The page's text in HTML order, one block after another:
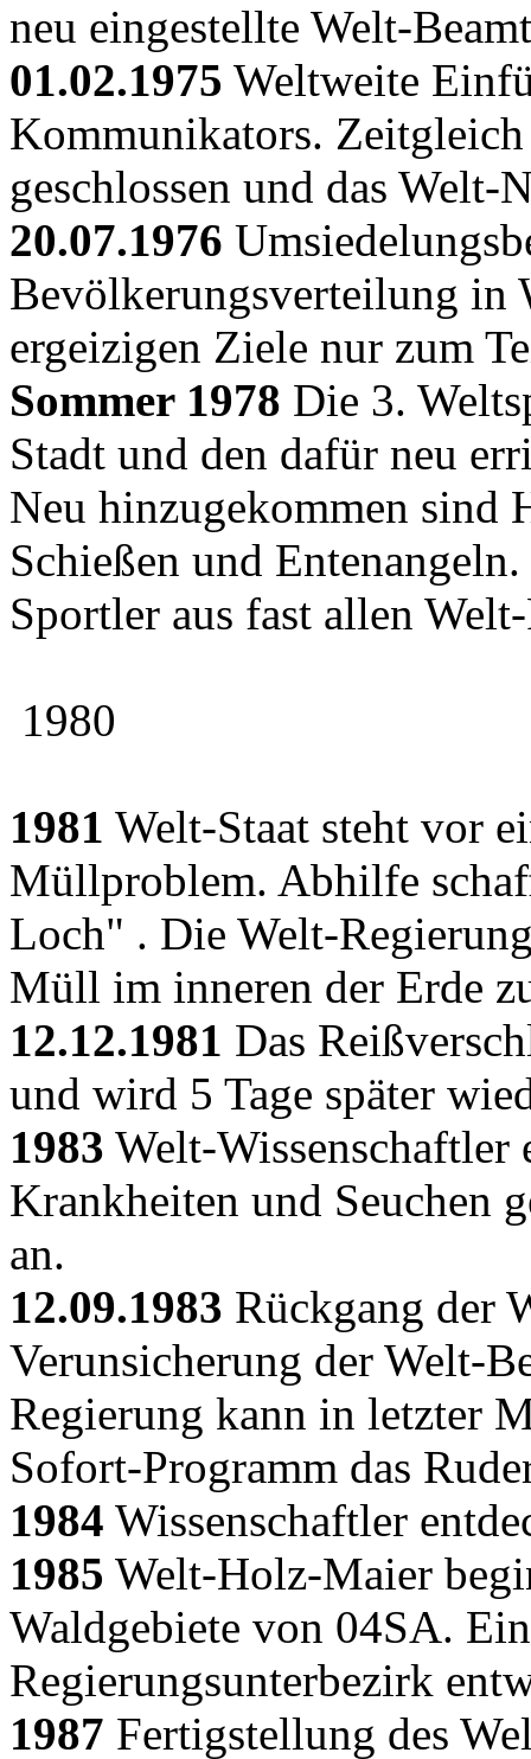
neu eingestellte Welt-
01.02.1975 Weltweite
Kommunikators.
geschlossen und das
20.07.1976
Bevölkerungsverteilung in
ergeizigen Ziele nur zum
Sommer 1978 Die 3.
Stadt und den dafür neu
Neu hinzugekommen sind
Schießen und
Sportler aus fast allen
1980
1981 Welt-Staat steht vor
Müllproblem. Abhilfe
Loch" . Die Welt-
Müll im inneren der Erde
12.12.1981 Das
und wird 5 Tage später
1983 Welt-
Krankheiten und Seuchen
an.
12.09.1983 Rückgang der
Verunsicherung der Welt-
Regierung kann in letzter
Sofort-Programm das
1984 Wissenschaftler
1985 Welt-Holz-Maier
Waldgebiete von 04SA.
Regierungsunterbezirk
1987 Fertigstellung des